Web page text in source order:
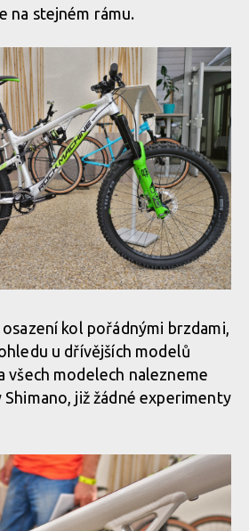
Machine 2020 - nové barvy a DVO
odpružení
Machine 2020 - nové barvy a DVO
Machine 2020 - nové barvy a DVO
na stejném rámu.
kol pořádnými brzdami,
u dřívějších modelů
všech modelech nalezneme
již žádné experimenty